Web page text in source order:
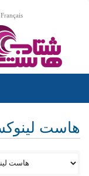
Français
هاست